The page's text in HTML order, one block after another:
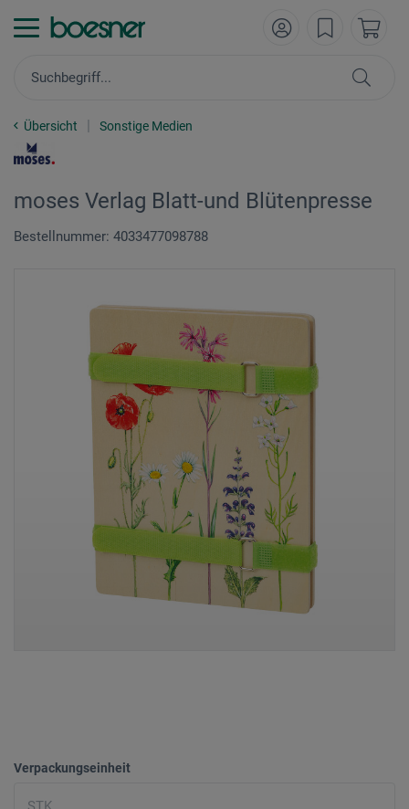
Übersicht Sonstige Medien
moses Verlag Blatt-und Blütenpresse
Bestellnummer: 4033477098788
Verpackungseinheit